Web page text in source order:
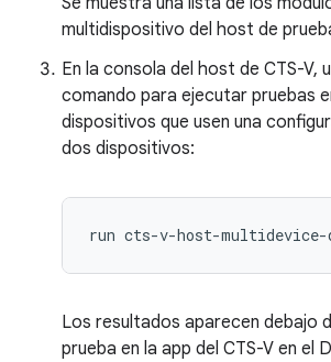
multidispositivo del host de
En la consola del host de CTS-V,
comando para ejecutar pruebas
dispositivos que usen una
dos dispositivos:
run
Los resultados aparecen debajo
prueba en la app del CTS-V en el